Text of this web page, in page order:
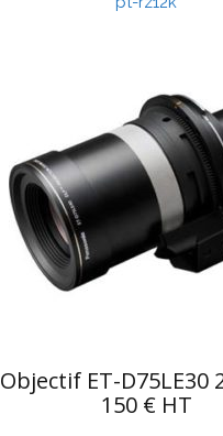
Objectif ET-D75LE30
150 € HT